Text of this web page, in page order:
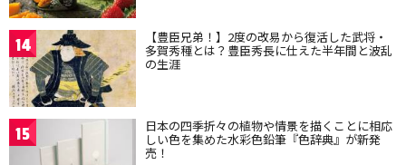
14 【豊臣兄弟！】2度の改易から復活した武将・
多賀秀種とは？豊臣秀長に仕えた半年間と波乱
の生涯
15 日本の四季折々の植物や情景を描くことに相応
しい色を集めた水彩色鉛筆『色辞典』が新発
売！